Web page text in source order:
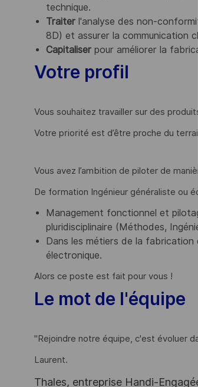
technique.
Traiter l'analyse des non-
8D) et assurer la communication
Capitaliser pour améliorer la
Votre profil
Vous souhaitez travailler sur des
Votre priorité est d’être proche du
Vous avez l’ambition de piloter de
De formation Ingénieur généraliste ou
Management fonctionnel et
pluridisciplinaire (Méthodes,
Dans les métiers de la
électronique.
Alors ce poste est fait pour vous !
Le mot de l'équipe
"Rejoindre notre équipe, c'est évoluer
Laurent.
Thales, entreprise Handi-